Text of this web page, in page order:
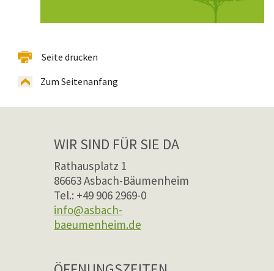
Seite drucken
Zum Seitenanfang
WIR SIND FÜR SIE DA
Rathausplatz 1
86663 Asbach-Bäumenheim
Tel.: +49 906 2969-0
info@asbach-
baeumenheim.de